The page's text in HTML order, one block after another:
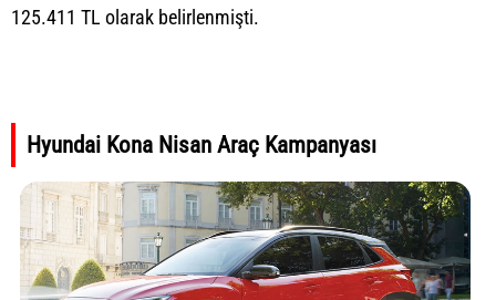
125.411 TL olarak belirlenmişti.
Hyundai Kona Nisan Araç Kampanyası